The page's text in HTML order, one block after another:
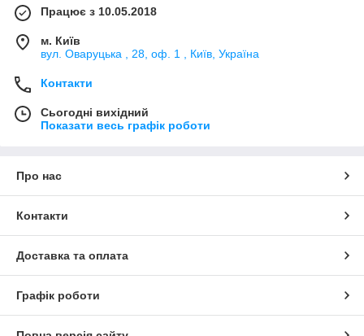
Працює з 10.05.2018
м. Київ
вул. Оваруцька , 28, оф. 1 , Київ, Україна
Контакти
Сьогодні вихідний
Показати весь графік роботи
Про нас
Контакти
Доставка та оплата
Графік роботи